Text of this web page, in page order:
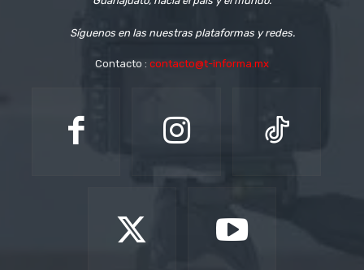
Síguenos en las nuestras plataformas y redes.
Contacto : contacto@t-informa.mx